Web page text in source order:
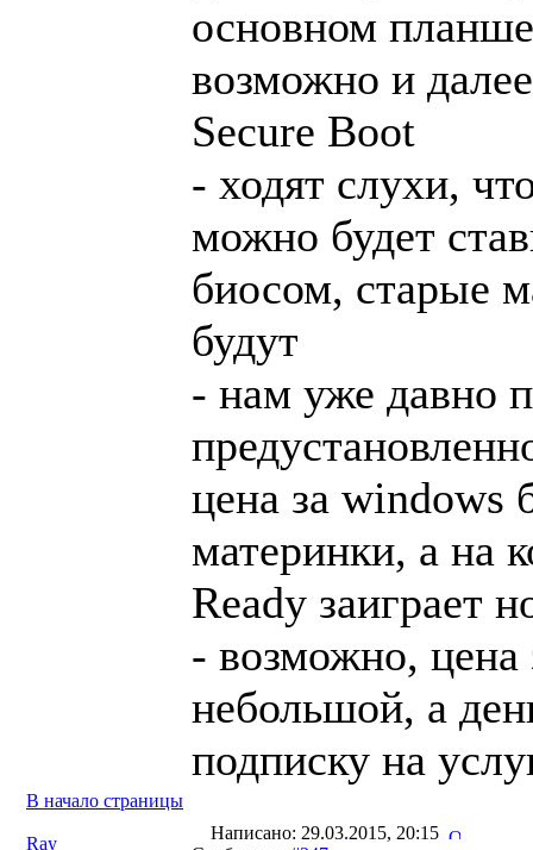
основном
возможно и
Secure Boot
- ходят слухи,
можно будет
биосом, старые
будут
- нам уже давно
цена за windows
материнки, а на
Ready заиграет
- возможно, цена
небольшой, а
подписку на
В начало страницы
Ray
Написано: 29.03.2015, 20:15